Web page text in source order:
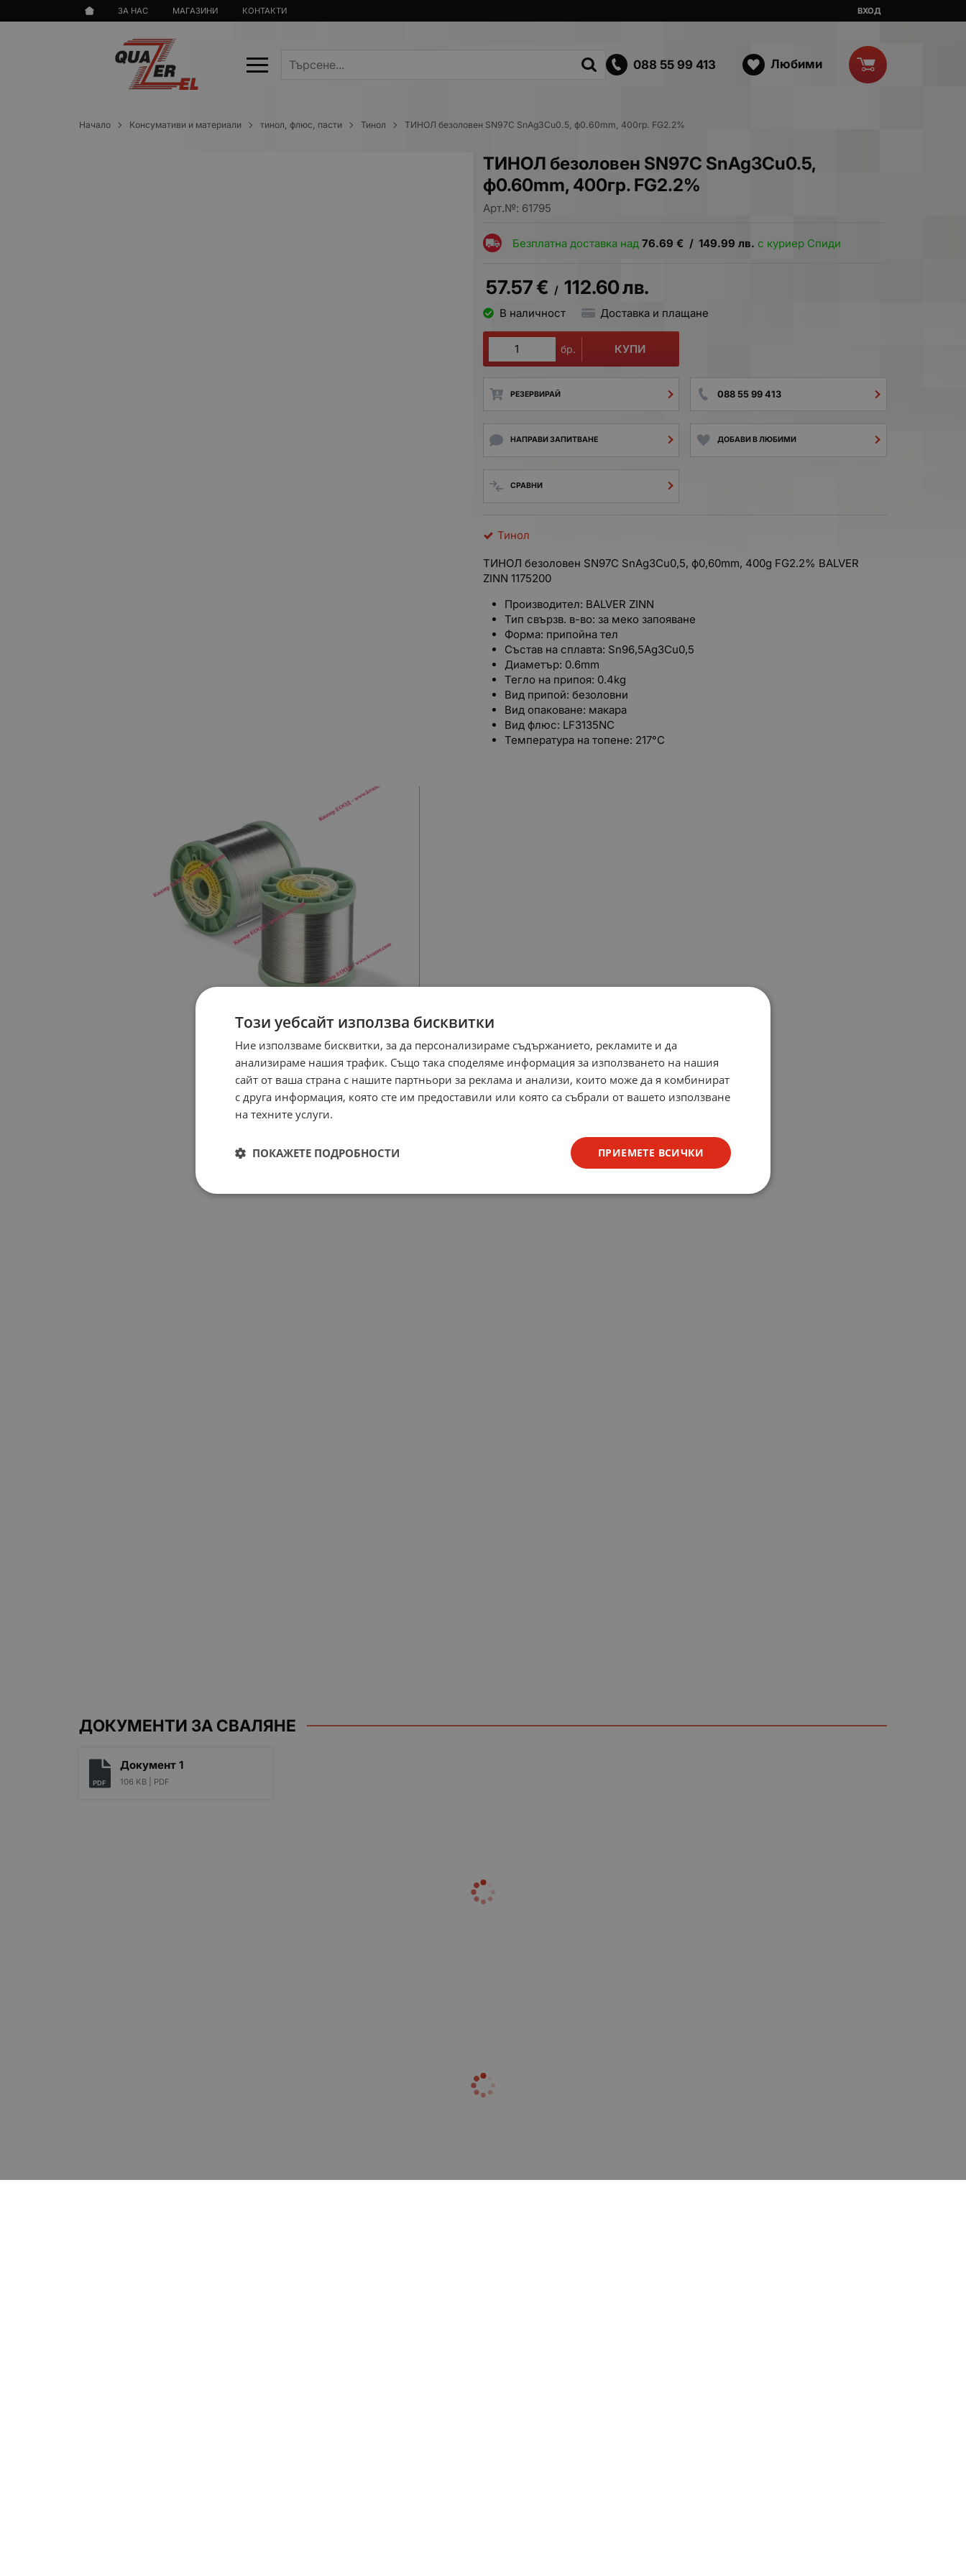
ЗА НАС МАГАЗИНИ КОНТАКТИ ВХОД
088 55 99 413 Любими
Начало Консумативи и материали тинол, флюс, пасти Тинол ТИНОЛ безоловен SN97C SnAg3Cu0.5, ф0.60mm, 400гр. FG2.2%
ТИНОЛ безоловен SN97C SnAg3Cu0.5,
ф0.60mm, 400гр. FG2.2%
Арт.№: 61795
Безплатна доставка над76.69 € / 149.99 лв. с куриер Спиди
57.57€ / 112.60лв.
В наличност Доставка и плащане
бр. КУПИ
РЕЗЕРВИРАЙ 088 55 99 413
НАПРАВИ ЗАПИТВАНЕ ДОБАВИ В ЛЮБИМИ
СРАВНИ
Тинол
ТИНОЛ безоловен SN97C SnAg3Cu0,5, ф0,60mm, 400g FG2.2% BALVER
ZINN 1175200
Производител: BALVER ZINN
Тип свързв. в-во: за меко запояване
Форма: припойна тел
Състав на сплавта: Sn96,5Ag3Cu0,5
Диаметър: 0.6mm
Тегло на припоя: 0.4kg
Вид припой: безоловни
Вид опаковане: макара
Вид флюс: LF3135NC
Температура на топене: 217°C
ДОКУМЕНТИ ЗА СВАЛЯНЕ
PDF
Документ 1
106 KB | PDF
Този уебсайт използва бисквитки
Ние използваме бисквитки, за да персонализираме съдържанието, рекламите и да
анализираме нашия трафик. Също така споделяме информация за използването на нашия
сайт от ваша страна с нашите партньори за реклама и анализи, които може да я комбинират
с друга информация, която сте им предоставили или която са събрали от вашето използване
на техните услуги.
ПРИЕМЕТЕ ВСИЧКИ
ПОКАЖЕТЕ ПОДРОБНОСТИ